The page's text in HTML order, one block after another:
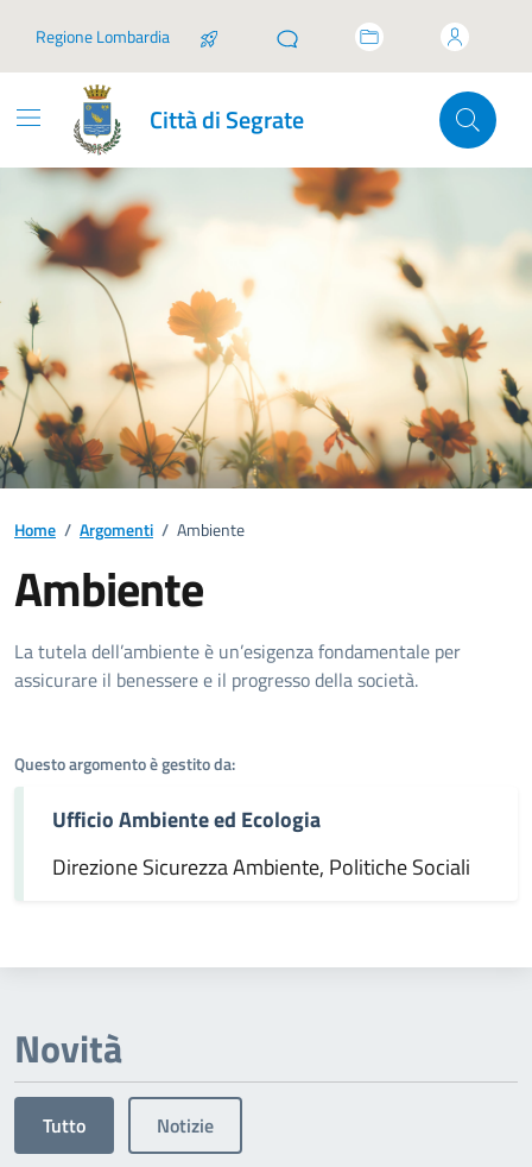
Regione Lombardia
Città di Segrate
Home / Argomenti / Ambiente
Ambiente
Dettagli dell'argomento
La tutela dell’ambiente è un’esigenza fondamentale per
assicurare il benessere e il progresso della società.
Questo argomento è gestito da:
Ufficio Ambiente ed Ecologia
Direzione Sicurezza Ambiente, Politiche Sociali
Novità
Tutto Notizie